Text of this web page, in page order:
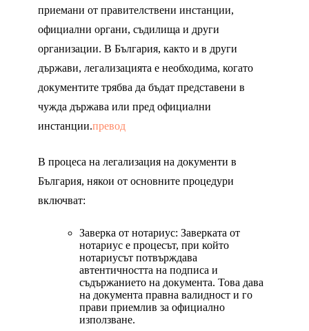
приемани от правителствени инстанции,
официални органи, съдилища и други
организации. В България, както и в други
държави, легализацията е необходима, когато
документите трябва да бъдат представени в
чужда държава или пред официални
инстанции.превод
В процеса на легализация на документи в
България, някои от основните процедури
включват:
Заверка от нотариус: Заверката от
нотариус е процесът, при който
нотариусът потвърждава
автентичността на подписа и
съдържанието на документа. Това дава
на документа правна валидност и го
прави приемлив за официално
използване.